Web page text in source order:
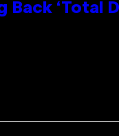
Back ‘Total